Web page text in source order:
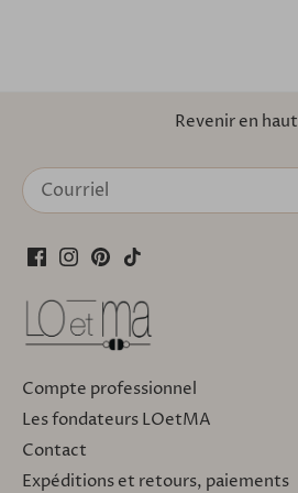
Revenir en haut
Compte professionnel
Les fondateurs LOetMA
Contact
Expéditions et retours, paiements